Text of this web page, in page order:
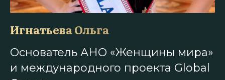
Игнатьева Ольга
Основатель АНО «Женщины мира»
и международного проекта Global